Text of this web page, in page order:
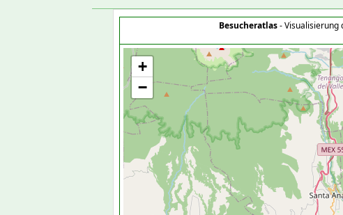
Besucheratlas- Visualisierung
+
−